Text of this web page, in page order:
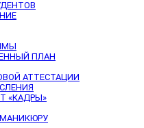
ПЛАН
АТТЕСТАЦИИ
«КАДРЫ»